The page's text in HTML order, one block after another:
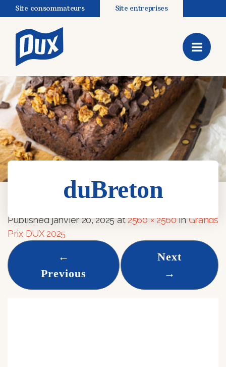
Site consommateurs Site entreprises
duBreton
duBreton
Publishedjanvier 20, 2025at2560 × 2560inGrands
Prix DUX 2025
←
Previous
Next
→